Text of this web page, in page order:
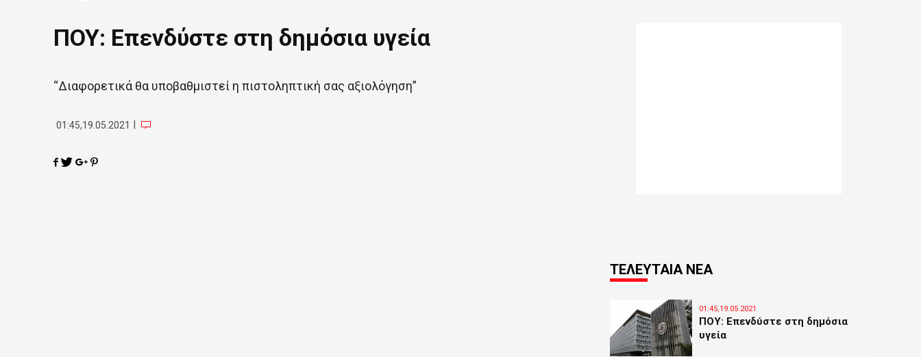
ΠΟΥ: Επενδύστε στη δημόσια υγεία
“Διαφορετικά θα υποβαθμιστεί η πιστοληπτική σας αξιολόγηση”
01:45,19.05.2021
ΤΕΛΕΥΤΑΙΑ ΝΕΑ
01:45,19.05.2021
ΠΟΥ: Επενδύστε στη δημόσια
υγεία